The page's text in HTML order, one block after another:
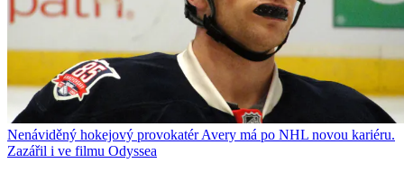
Nenáviděný hokejový provokatér Avery má po NHL novou kariéru.
Zazářil i ve filmu Odyssea